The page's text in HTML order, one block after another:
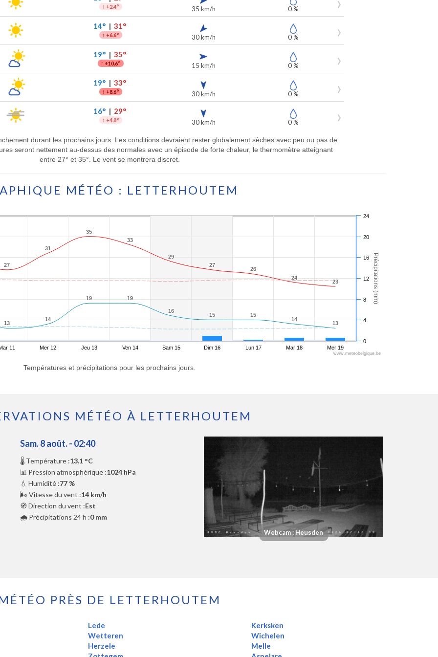
↑ +2.4° 35 km/h 0 %
14°| 31°
↑ +6.6° 30 km/h 0 %
19°| 35°
↑ +10.6° 15 km/h 0 %
19°| 33°
↑ +8.6° 30 km/h 0 %
16°| 29°
↑ +4.8° 30 km/h 0 %
durant les prochains jours. Les conditions devraient rester globalement sèches avec peu ou pas de
seront nettement au-dessus des normales avec un épisode de forte chaleur, le thermomètre atteignant
entre 27° et 35°. Le vent se montrera discret.
MÉTÉO : LETTERHOUTEM
Précipitations (mm)
27
27
31
31
35
35
33
33
29
29
27
27
26
26
24
24
23
23
13
13
14
14
19
19 19
19
16
16
15
15 15
15
14
14
13
13
11 Mer 12 Jeu 13 Ven 14 Sam 15 Dim 16 Lun 17 Mar 18 Mer 19
0
4
8
12
16
20
24
www.meteobelgique.be
Températures et précipitations pour les prochains jours.
MÉTÉO À LETTERHOUTEM
Sam. 8 août. - 02:40
🌡️ Température :13.1 °C
📊 Pression atmosphérique :1024 hPa
💧 Humidité :77 %
🌬️ Vitesse du vent :14 km/h
🧭 Direction du vent :Est
🌧️ Précipitations 24 h :0 mm
Webcam : Heusden
PRÈS DE LETTERHOUTEM
Lede
Wetteren
Herzele
Kerksken
Wichelen
Melle